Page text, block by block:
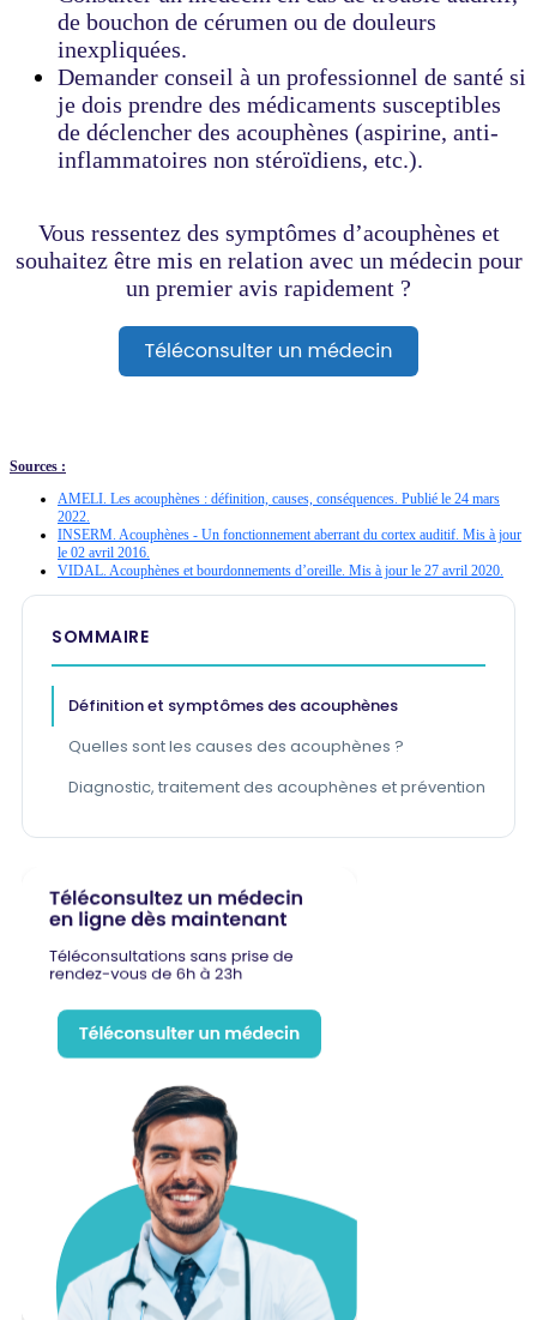
de bouchon de cérumen ou de douleurs
inexpliquées.
Demander conseil à un professionnel de santé si
je dois prendre des médicaments susceptibles
de déclencher des acouphènes (aspirine, anti-
inflammatoires non stéroïdiens, etc.).
Vous ressentez des symptômes d’acouphènes et
souhaitez être mis en relation avec un médecin pour
un premier avis rapidement ?
Sources :
AMELI. Les acouphènes : définition, causes, conséquences. Publié le 24 mars
2022.
INSERM. Acouphènes - Un fonctionnement aberrant du cortex auditif. Mis à jour
le 02 avril 2016.
VIDAL. Acouphènes et bourdonnements d’oreille. Mis à jour le 27 avril 2020.
SOMMAIRE
Définition et symptômes des acouphènes
Quelles sont les causes des acouphènes ?
Diagnostic, traitement des acouphènes et prévention